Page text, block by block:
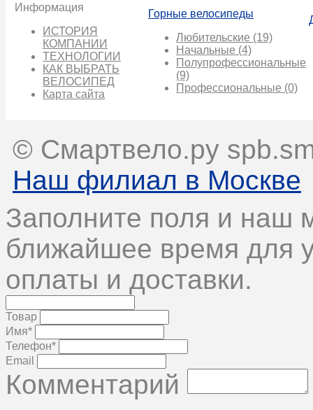
Информация
ИСТОРИЯ
КОМПАНИИ
ТЕХНОЛОГИИ
КАК ВЫБРАТЬ
ВЕЛОСИПЕД
Карта сайта
Горные велосипеды
Любительские (19)
Начальные (4)
Полупрофессиональные
(9)
Профессиональные (0)
© Смартвело.ру
Наш филиал в Москве
Заполните поля и наш
ближайшее время для
оплаты и доставки.
Товар
Имя*
Телефон*
Email
Комментарий